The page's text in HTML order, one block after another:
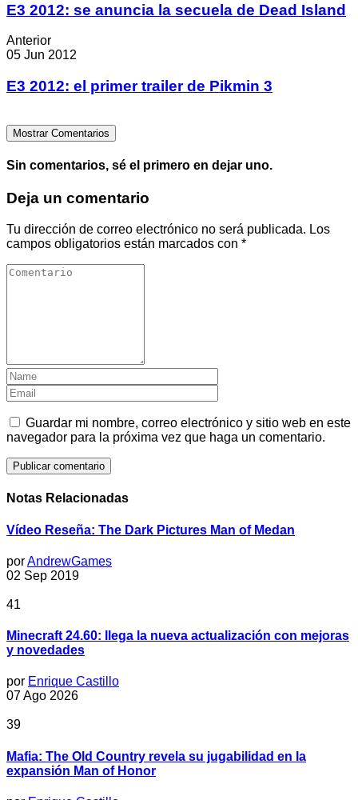
E3 2012: se anuncia la secuela de Dead Island
Anterior
05 Jun 2012
E3 2012: el primer trailer de Pikmin 3
Mostrar Comentarios
Sin comentarios, sé el primero en dejar uno.
Deja un comentario
Tu dirección de correo electrónico no será publicada. Los
campos obligatorios están marcados con *
Guardar mi nombre, correo electrónico y sitio web en este
navegador para la próxima vez que haga un comentario.
Notas Relacionadas
Vídeo Reseña: The Dark Pictures Man of Medan
porAndrewGames
02 Sep 2019
41
Minecraft 24.60: llega la nueva actualización con mejoras
y novedades
por Enrique Castillo
07 Ago 2026
39
Mafia: The Old Country revela su jugabilidad en la
expansión Man of Honor